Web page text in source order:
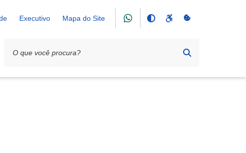
Executivo Mapa do Site